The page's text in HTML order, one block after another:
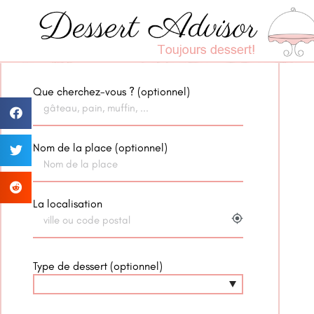
Que cherchez-vous ? (optionnel)
Nom de la place (optionnel)
my_location
La localisation
Type de dessert (optionnel)